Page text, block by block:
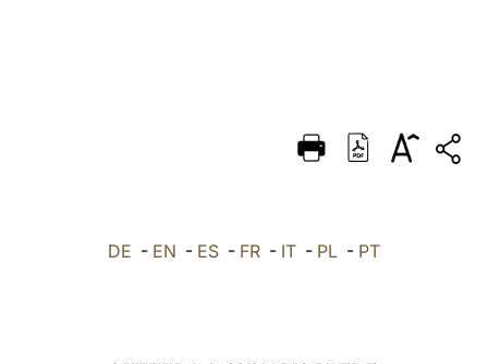
DEUTSCH
العربيّة DE - EN - ES - FR - IT - PL - PT